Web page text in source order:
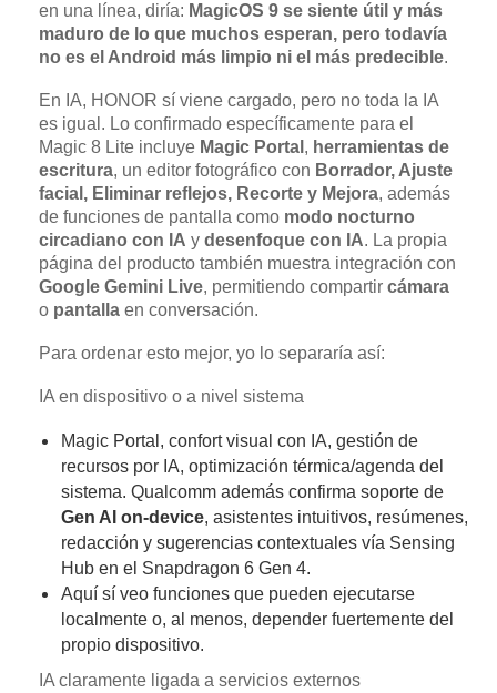
en una línea, diría: MagicOS 9 se siente útil y más
maduro de lo que muchos esperan, pero todavía
no es el Android más limpio ni el más predecible.
En IA, HONOR sí viene cargado, pero no toda la IA
es igual. Lo confirmado específicamente para el
Magic 8 Lite incluye Magic Portal , herramientas de
escritura, un editor fotográfico con Borrador, Ajuste
facial, Eliminar reflejos, Recorte y Mejora, además
de funciones de pantalla como modo nocturno
circadiano con IA y desenfoque con IA. La propia
página del producto también muestra integración con
Google Gemini Live, permitiendo compartir cámara
o pantalla en conversación.
Para ordenar esto mejor, yo lo separaría así:
IA en dispositivo o a nivel sistema
Magic Portal, confort visual con IA, gestión de
recursos por IA, optimización térmica/agenda del
sistema. Qualcomm además confirma soporte de
Gen AI on-device, asistentes intuitivos, resúmenes,
redacción y sugerencias contextuales vía Sensing
Hub en el Snapdragon 6 Gen 4.
Aquí sí veo funciones que pueden ejecutarse
localmente o, al menos, depender fuertemente del
propio dispositivo.
IA claramente ligada a servicios externos